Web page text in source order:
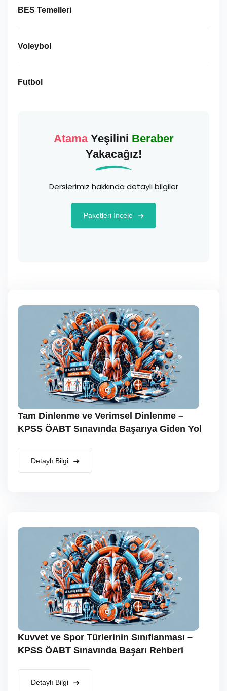
BES Temelleri
Voleybol
Futbol
AtamaYeşilini Beraber
Yakacağız!
Derslerimiz hakkında detaylı bilgiler
Paketleri İncele
Tam Dinlenme ve Verimsel Dinlenme –
KPSS ÖABT Sınavında Başarıya Giden Yol
Detaylı Bilgi
Kuvvet ve Spor Türlerinin Sınıflanması –
KPSS ÖABT Sınavında Başarı Rehberi
Detaylı Bilgi